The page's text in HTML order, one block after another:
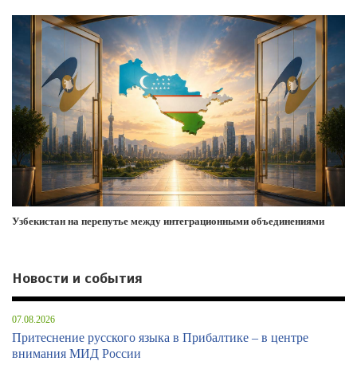
Узбекистан на перепутье между интеграционными объединениями
Новости и события
07.08.2026
Притеснение русского языка в Прибалтике – в центре
внимания МИД России